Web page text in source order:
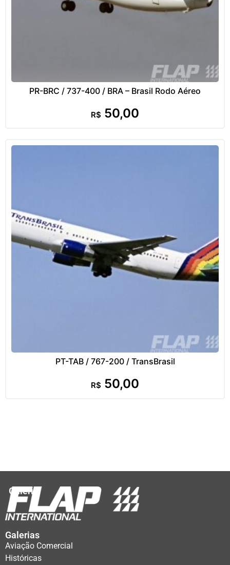
PR-BRC / 737-400 / BRA – Brasil Rodo Aéreo
R$ 50,00
PT-TAB / 767-200 / TransBrasil
R$ 50,00
Galeria
Galerias
Aviação Comercial
Históricas